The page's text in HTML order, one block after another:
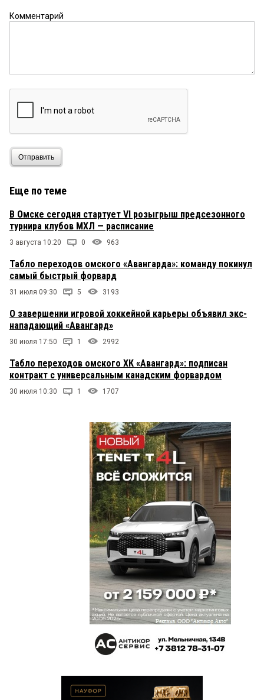
Комментарий
Отправить
Еще по теме
В Омске сегодня стартует VI розыгрыш предсезонного
турнира клубов МХЛ — расписание
3 августа 10:20 0 963
Табло переходов омского «Авангарда»: команду покинул
самый быстрый форвард
31 июля 09:30 5 3193
О завершении игровой хоккейной карьеры объявил экс-
нападающий «Авангард»
30 июля 17:50 1 2992
Табло переходов омского ХК «Авангард»: подписан
контракт с универсальным канадским форвардом
30 июля 10:30 1 1707